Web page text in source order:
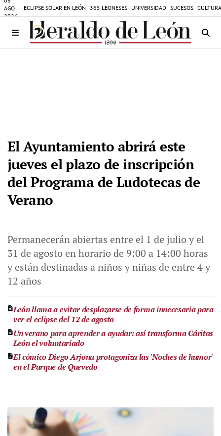
AGO
2026
ECLIPSE SOLAR EN LEÓN 365 LEONESES UNIVERSIDAD SUCESOS
El Ayuntamiento abrirá este
jueves el plazo de inscripción
del Programa de Ludotecas de
Verano
Permanecerán abiertas entre el 1 de julio y el
31 de agosto en horario de 9:00 a 14:00 horas
y están destinadas a niños y niñas de entre 4 y
12 años
León llama a evitar desplazarse de forma innecesaria para
ver el eclipse del 12 de agosto
Un verano para aprender a ayudar: así transforma Cáritas
León el voluntariado
El cómico Diego Arjona protagoniza las 'Noches de humor'
en el Parque de Quevedo